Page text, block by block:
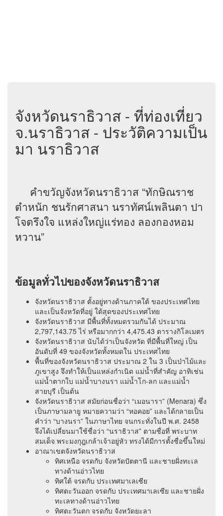
จังหวัดนราธิวาส - ที่ท่องเที่ยว
จ.นราธิวาส - ประวัติความเป็น
มา นราธิวาส
คำขวัญจังหวัดนราธิวาส “ทักษิณราช
ตำหนัก ชนรักศาสนา นราทัศน์เพลินตา ปา
โจตรึงใจ แหล่งใหญ่แร่ทอง ลองกองหอม
หวาน”
ข้อมูลทั่วไปของจังหวัดนราธิวาส
จังหวัดนราธิวาส ตั้งอยู่ทางด้านภาคใต้ ของประเทศไทย
และเป็นจังหวัดที่อยู่ ใต้สุดของประเทศไทย
จังหวัดนราธิวาส มีพื้นที่ทั้งหมดรวมกันได้ ประมาณ
2,797,143.75 ไร่ หรือมากกว่า 4,475.43 ตารางกิโลเมตร
จังหวัดนราธิวาส นับได้ว่าเป็นจังหวัด ที่มีพื้นที่ใหญ่ เป็น
อันดับที่ 49 ของจังหวัดทั้งหมดใน ประเทศไทย
พื้นที่ของจังหวัดนราธิวาส ประมาณ 2 ใน 3 เป็นป่าไม้และ
ภูเขาสูง จึงทำให้เป็นแหล่งกำเนิด แม่น้ำที่สำคัญ อาทิเช่น
แม่น้ำตากใบ แม่น้ำบางนรา แม่น้ำโก-ลก และแม่น้ำ
สายบุรี เป็นต้น
จังหวัดนราธิวาส สมัยก่อนชื่อว่า “เมอนารา” (Menara) ซึ่ง
เป็นภาษามลายู หมายความว่า “หอคอย” และได้กลายเป็น
คำว่า “บางนรา” ในภาษาไทย จนกระทั่งในปี พ.ศ. 2458
จึงได้เปลี่ยนมาใช้ชื่อว่า “นราธิวาส” ตามชื่อที่ พระบาท
สมเด็จ พระมงกุฎเกล้าเจ้าอยู่หัว ทรงได้มีการตั้งชื่อขึ้นใหม่
อาณาเขตจังหวัดนราธิวาส
ทิศเหนือ จรดกับ จังหวัดปัตตานี และชายฝั่งทะเล
ทางด้านอ่าวไทย
ทิศใต้ จรดกับ ประเทศมาเลเซีย
ทิศตะวันออก จรดกับ ประเทศมาเลเซีย และชายฝั่ง
ทะเลทางด้านอ่าวไทย
ทิศตะวันตก จรดกับ จังหวัดยะลา